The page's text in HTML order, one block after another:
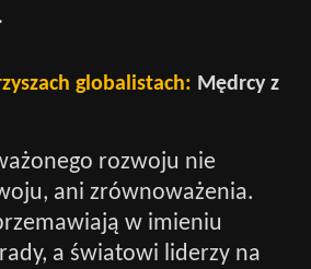
globalistach: Mędrcy z
rozwoju nie
ani zrównoważenia.
w imieniu
a światowi liderzy na